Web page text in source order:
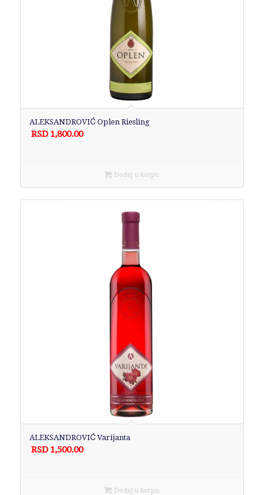
ALEKSANDROVIĆ Oplen Riesling
RSD 1,800.00
Dodaj u korpu
ALEKSANDROVIĆ Varijanta
RSD 1,500.00
Dodaj u korpu